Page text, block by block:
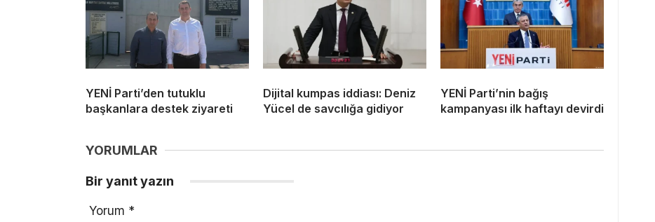
YENİ Parti’den tutuklu
başkanlara destek ziyareti
Dijital kumpas iddiası: Deniz
Yücel de savcılığa gidiyor
YENİ Parti’nin bağış
kampanyası ilk haftayı devirdi
YORUMLAR
Bir yanıt yazın
Yorum *